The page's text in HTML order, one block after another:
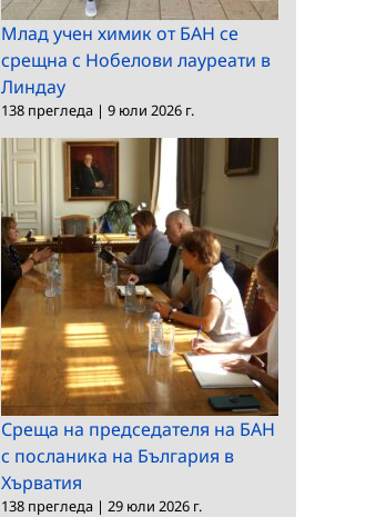
Млад учен химик от БАН се
срещна с Нобелови лауреати в
Линдау
138 прегледа | 9 юли 2026 г.
Среща на председателя на БАН
с посланика на България в
Хърватия
138 прегледа | 29 юли 2026 г.